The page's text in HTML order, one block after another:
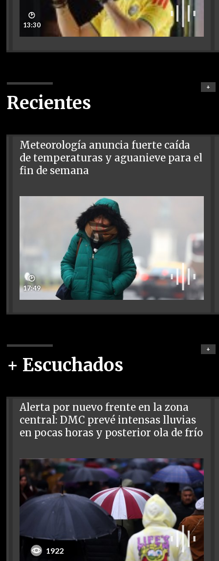
🕑
13:30
Recientes
+
Meteorología anuncia fuerte caída
de temperaturas y aguanieve para el
fin de semana
🕑
17:49
+ Escuchados
+
Alerta por nuevo frente en la zona
central: DMC prevé intensas lluvias
en pocas horas y posterior ola de frío
1922